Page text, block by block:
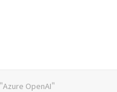
OpenAI"